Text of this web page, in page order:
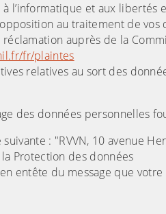
et aux libertés
au traitement de
auprès de la
fr/plaintes
relatives au sort des
des données personnelles
: "RVVN, 10 avenue
Protection des données
entête du message que